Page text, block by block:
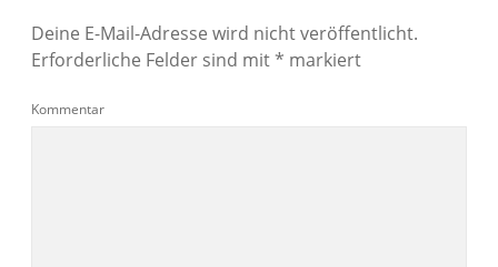
Deine E-Mail-Adresse wird nicht veröffentlicht.
Erforderliche Felder sind mit* markiert
Kommentar